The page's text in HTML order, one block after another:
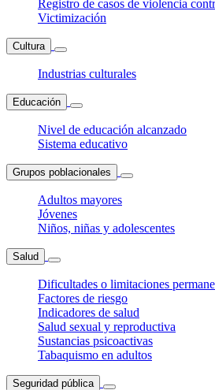
Registro de casos de violencia
Victimización
Cultura
Industrias culturales
Educación
Nivel de educación alcanzado
Sistema educativo
Grupos poblacionales
Adultos mayores
Jóvenes
Niños, niñas y adolescentes
Salud
Dificultades o limitaciones
Factores de riesgo
Indicadores de salud
Salud sexual y reproductiva
Sustancias psicoactivas
Tabaquismo en adultos
Seguridad pública